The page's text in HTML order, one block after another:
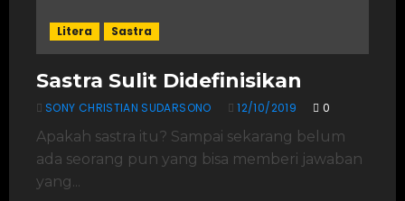
Litera Sastra
Sastra Sulit Didefinisikan
SONY CHRISTIAN SUDARSONO 12/10/2019 0
Apakah sastra itu? Sampai sekarang belum
ada seorang pun yang bisa memberi jawaban
yang...